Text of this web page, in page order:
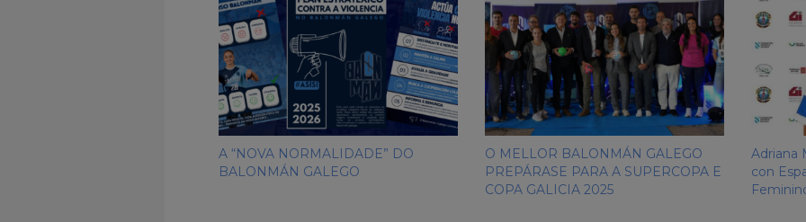
A “NOVA NORMALIDADE” DO
BALONMÁN GALEGO
O MELLOR BALONMÁN GALEGO
PREPÁRASE PARA A SUPERCOPA E
COPA GALICIA 2025
Adriana
con